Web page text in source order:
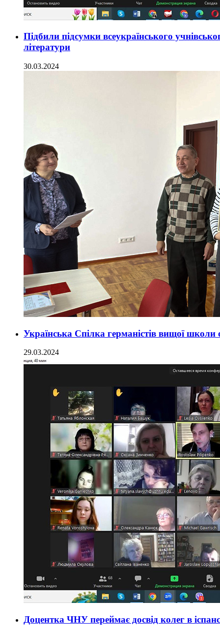
Підбили підсумки всеукраїнського
літератури
30.03.2024
Українська Спілка германістів вищої школи
29.03.2024
Доцентка ЧНУ переймає досвід колег в